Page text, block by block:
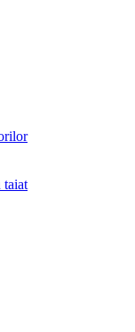
taiat